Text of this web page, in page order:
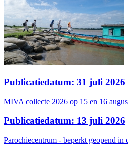
Publicatiedatum: 31 juli 2026
MIVA collecte 2026 op 15 en 16
Publicatiedatum: 13 juli 2026
Parochiecentrum - beperkt geopend in